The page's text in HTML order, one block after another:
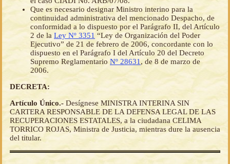
Que es necesario designar Ministro interino para la
continuidad administrativa del mencionado Despacho, de
conformidad a lo dispuesto por el Parágrafo II, del Artículo
2 de la Ley Nº 3351 “Ley de Organización del Poder
Ejecutivo” de 21 de febrero de 2006, concordante con lo
dispuesto en el Parágrafo I del Artículo 20 del Decreto
Supremo Reglamentario Nº 28631, de 8 de marzo de
2006.
DECRETA:
Artículo Único.- Desígnese MINISTRA INTERINA SIN
CARTERA RESPONSABLE DE LA DEFENSA LEGAL DE LAS
RECUPERACIONES ESTATALES, a la ciudadana CELIMA
TORRICO ROJAS, Ministra de Justicia, mientras dure la ausencia
del titular.